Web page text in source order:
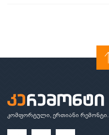
კომფორტული, ერთიანი რემონტი.